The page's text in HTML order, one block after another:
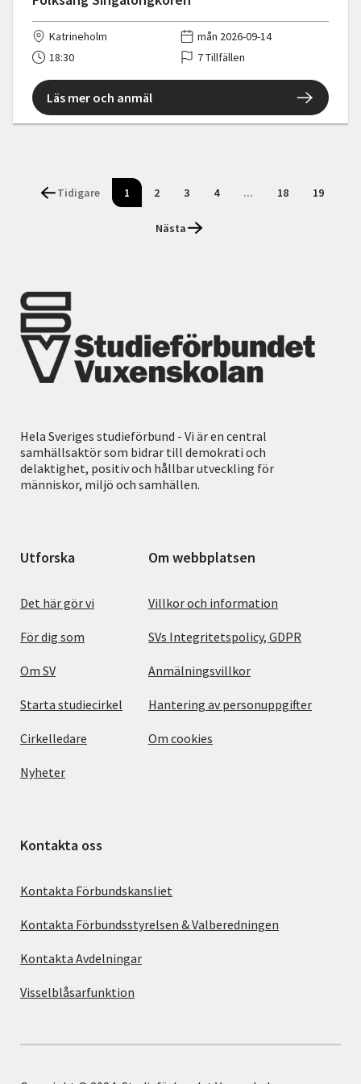
Katrineholm
mån 2026-09-14
18:30
7 Tillfällen
Läs mer och anmäl
Tidigare 1 2 3 4 ... 18 19
Nästa
Hela Sveriges studieförbund - Vi är en central
samhällsaktör som bidrar till demokrati och
delaktighet, positiv och hållbar utveckling för
människor, miljö och samhällen.
Utforska
Det här gör vi
För dig som
Om SV
Starta studiecirkel
Cirkelledare
Nyheter
Om webbplatsen
Villkor och information
SVs Integritetspolicy, GDPR
Anmälningsvillkor
Hantering av personuppgifter
Om cookies
Kontakta oss
Kontakta Förbundskansliet
Kontakta Förbundsstyrelsen & Valberedningen
Kontakta Avdelningar
Visselblåsarfunktion